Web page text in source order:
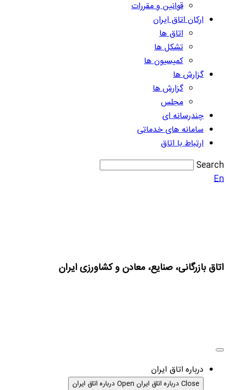
قوانین و مقررات
ارکان اتاق ایران
اتاق ها
تشکل ها
کمیسیون ها
گزارش ها
گزارش ها
مجلس
چندرسانه ای
سامانه های خدماتی
ارتباط با اتاق
Search
En
اتاق بازرگانی، صنایع، معادن و کشاورزی ایران
درباره اتاق ایران
Close درباره اتاق ایران Open درباره اتاق ایران